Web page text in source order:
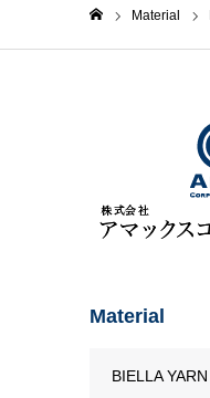
Material
Material
BIELLA YARN